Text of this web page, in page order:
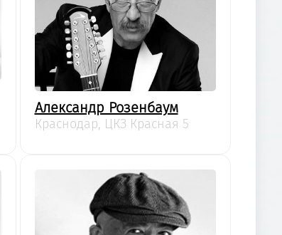
Александр Розенбаум
Краснодар, ЦКЗ Красная 5